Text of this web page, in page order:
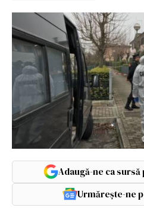
Adaugă-ne ca
Urmărește-ne